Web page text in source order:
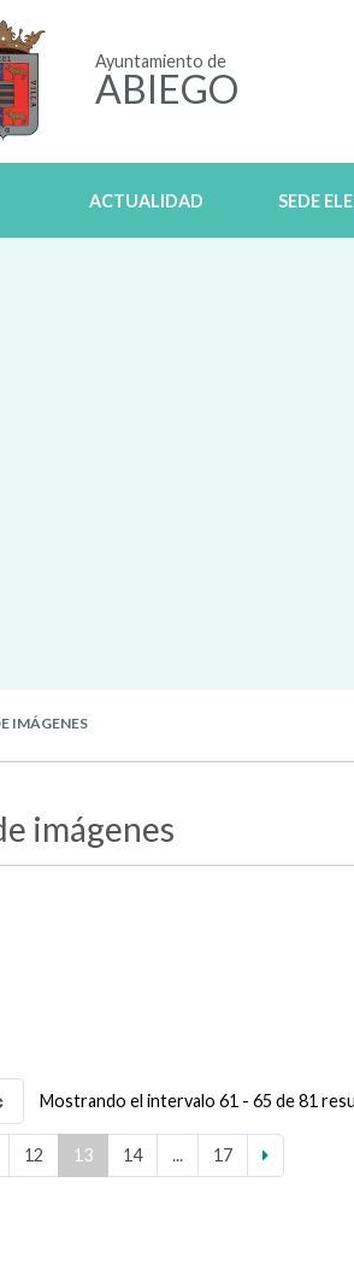
Ayuntamiento de
ABIEGO
ACTUALIDAD SEDE
IMÁGENES
imágenes
Mostrando el intervalo 61 - 65 de 81
12 13 14 ... 17